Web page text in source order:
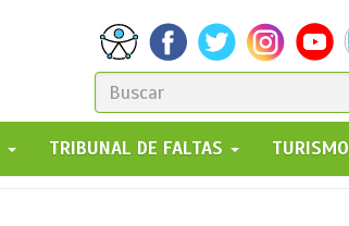
FORMULARIO
DE
BÚSQUEDA
GO!
TRIBUNAL DE FALTAS TURISMO